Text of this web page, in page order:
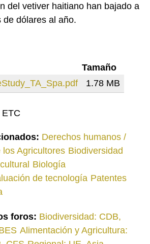
del vetiver haitiano han bajado a
de dólares al año.
Tamaño
1.78 MB
Derechos humanos /
los Agricultores Biodiversidad
Biología
de tecnología Patentes
foros: Biodiversidad: CDB,
Alimentación y Agricultura: